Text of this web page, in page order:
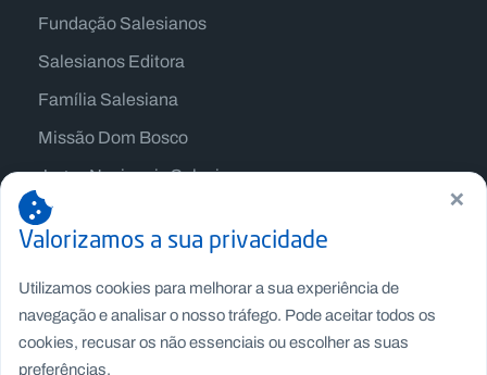
Fundação Salesianos
Salesianos Editora
Família Salesiana
Missão Dom Bosco
Jogos Nacionais Salesianos
×
Valorizamos a sua privacidade
Utilizamos cookies para melhorar a sua experiência de
navegação e analisar o nosso tráfego. Pode aceitar todos os
cookies, recusar os não essenciais ou escolher as suas
preferências.